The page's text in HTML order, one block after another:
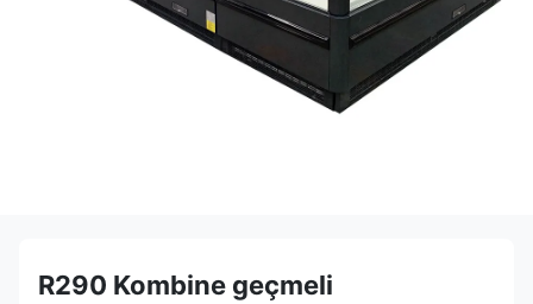
R290 Kombine geçmeli